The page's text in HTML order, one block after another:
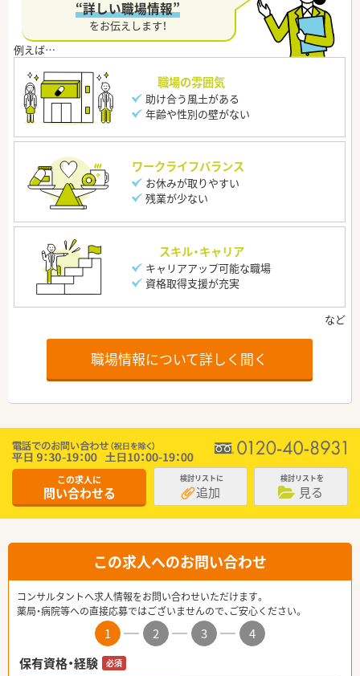
“詳しい職場情報”
をお伝えします！
職場の雰囲気
助け合う風土がある
年齢や性別の壁がない
ワークライフバランス
お休みが取りやすい
残業が少ない
スキル・キャリア
キャリアアップ可能な職場
資格取得支援が充実
職場情報について詳しく聞く
この求人に
問い合わせる
検討リストに
追加
検討リストを
見る
この求人へのお問い合わせ
コンサルタントへ求人情報をお問い合わせいただけます。
薬局・病院等への直接応募ではございませんので、ご安心ください。
1 2 3
4
保有資格・経験
必須